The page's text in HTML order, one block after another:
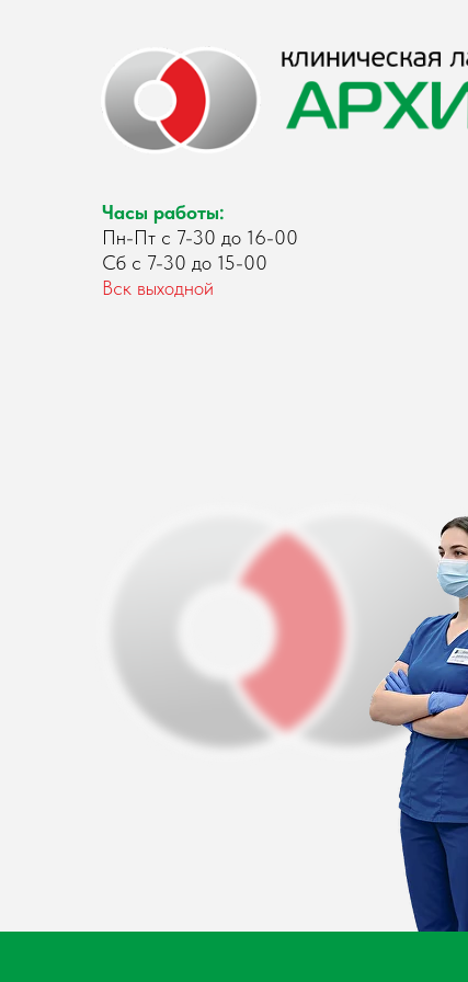
Часы работы:
Пн-Пт с 7-30 до 16-00
Сб с 7-30 до 15-00
Вск выходной